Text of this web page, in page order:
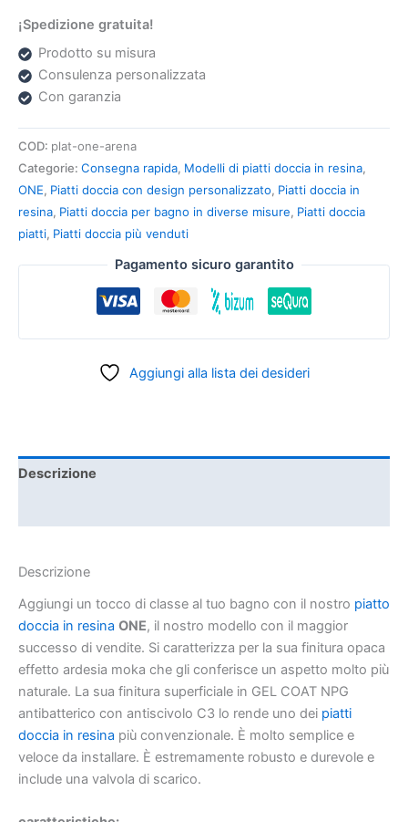
¡Spedizione gratuita!
Prodotto su misura
Consulenza personalizzata
Con garanzia
COD: plat-one-arena
Categorie: Consegna rapida, Modelli di piatti doccia in resina,
ONE, Piatti doccia con design personalizzato, Piatti doccia in
resina, Piatti doccia per bagno in diverse misure, Piatti doccia
piatti, Piatti doccia più venduti
Pagamento sicuro garantito
Aggiungi alla lista dei desideri
Descrizione
Descrizione
Aggiungi un tocco di classe al tuo bagno con il nostro piatto
doccia in resina ONE, il nostro modello con il maggior
successo di vendite. Si caratterizza per la sua finitura opaca
effetto ardesia moka che gli conferisce un aspetto molto più
naturale. La sua finitura superficiale in GEL COAT NPG
antibatterico con antiscivolo C3 lo rende uno dei piatti
doccia in resina più convenzionale. È molto semplice e
veloce da installare. È estremamente robusto e durevole e
include una valvola di scarico.